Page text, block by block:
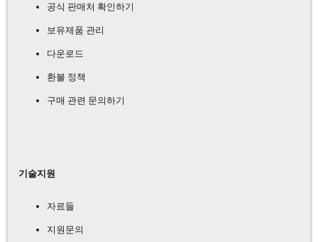
공식 판매처 확인하기
보유제품 관리
다운로드
환불 정책
구매 관련 문의하기
기술지원
자료들
지원문의